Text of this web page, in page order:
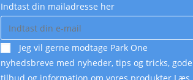
Indtast din mailadresse her
Jeg vil gerne modtage Park One
nyhedsbreve med nyheder, tips og tricks, gode